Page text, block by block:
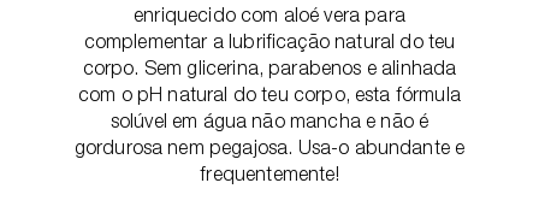
enriquecido com aloé vera para
complementar a lubrificação natural do teu
corpo. Sem glicerina, parabenos e alinhada
com o pH natural do teu corpo, esta fórmula
solúvel em água não mancha e não é
gordurosa nem pegajosa. Usa-o abundante e
frequentemente!